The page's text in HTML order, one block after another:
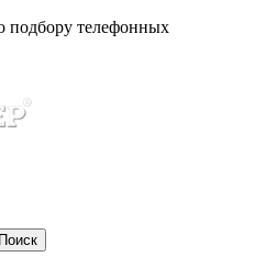
подбору телефонных
Поиск